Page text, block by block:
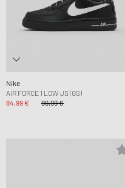
Nike
AIR FORCE 1 LOW JS (GS)
84,99 €
99,99 €